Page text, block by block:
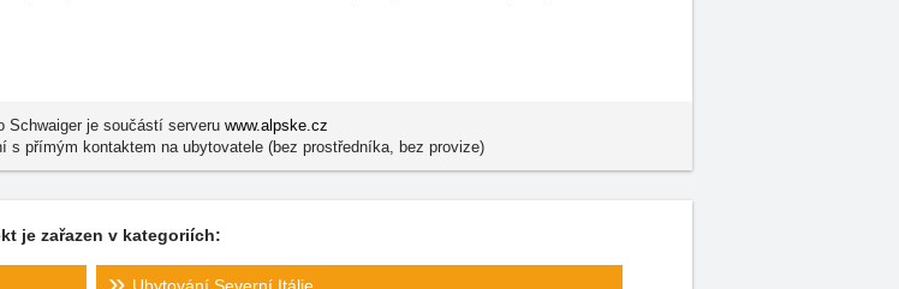
Schwaiger je součástí serveru www.alpske.cz
s přímým kontaktem na ubytovatele (bez prostředníka, bez provize)
je zařazen v kategoriích: